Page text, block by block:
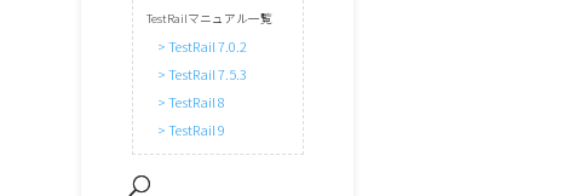
TestRailマニュアル一覧
> TestRail 7.0.2
> TestRail 7.5.3
> TestRail 8
> TestRail 9